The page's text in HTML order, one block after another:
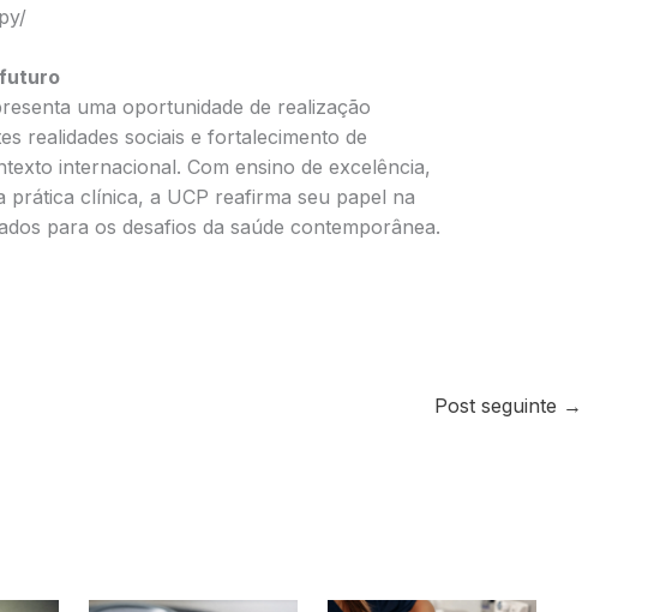
uma oportunidade de realização
realidades sociais e fortalecimento de
internacional. Com ensino de excelência,
clínica, a UCP reafirma seu papel na
para os desafios da saúde contemporânea.
Post seguinte →